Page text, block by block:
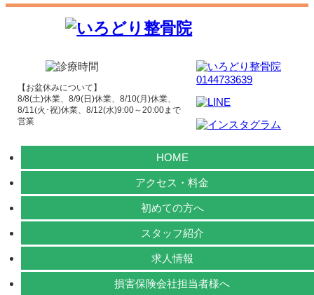
【お盆休みについて】
8/8(土)休業、8/9(日)休業、8/10(月)休業、
8/11(火･祝)休業、8/12(水)9:00～20:00まで
営業
HOME
アクセス・料金
初めての方へ
スタッフ紹介
求人情報
損害保険会社担当者様へ